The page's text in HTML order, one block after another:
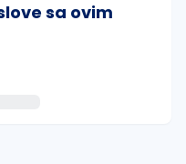
sa ovim